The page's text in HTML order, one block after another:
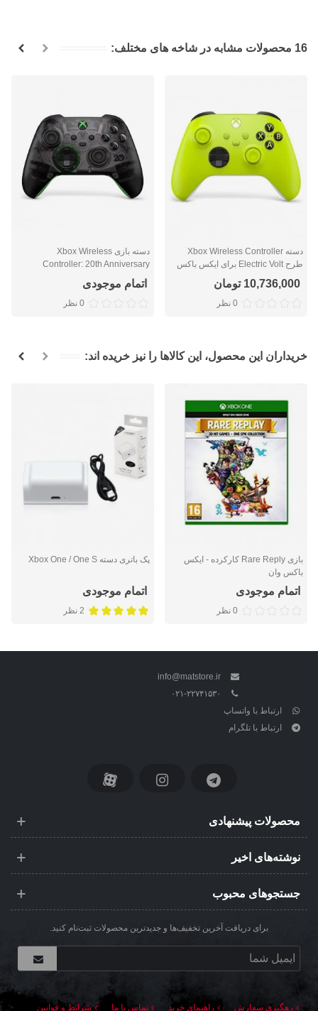
16 محصولات مشابه در شاخه های مختلف:
دسته Xbox Wireless Controller
طرح Electric Volt برای ایکس باکس
سری ایکس/اس و ایکس باکس وان
10,736,000 تومان
0 نظر
دسته بازی Xbox Wireless
Controller: 20th Anniversary
Special Edition
اتمام موجودی
0 نظر
خریداران این محصول، این کالاها را نیز خریده اند:
بازی Rare Reply کارکرده - ایکس
باکس وان
اتمام موجودی
0 نظر
پک باتری دسته Xbox One / One S
اتمام موجودی
2 نظر
info@matstore.ir
۰۲۱-۲۲۷۴۱۵۳۰
ارتباط با واتساپ
ارتباط با تلگرام
محصولات پیشنهادی
نوشته‌های اخیر
جستجوهای محبوب
برای دریافت آخرین تخفیف‌ها و جدیدترین محصولات ثبت‌نام کنید.
رهگیری سفارش راهنمای خرید تماس با ما شرایط و قوانین